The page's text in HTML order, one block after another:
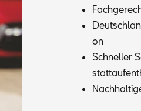
on
Schnel­ler